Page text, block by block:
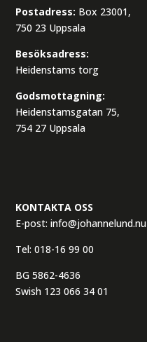
Postadress: Box 23001,
750 23 Uppsala
Besöksadress:
Heidenstams torg
Godsmottagning:
Heidenstamsgatan 75,
754 27 Uppsala
KONTAKTA OSS
E-post:info@johannelund.nu
Tel:018-16 99 00
BG 5862-4636
Swish 123 066 34 01